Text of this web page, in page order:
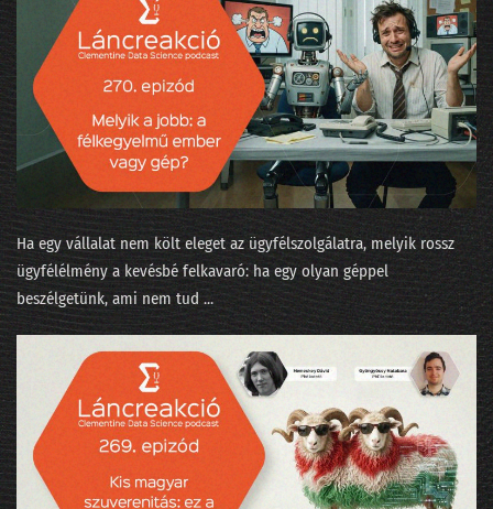
254 - Meglepetés e költemény
253 - Az agentic két éven belül bedönti a világot
252 - Írjanak-e AI-jal beadandót a műegyetemisták?
251 - A Minerva súlyozást finomított
250 - Járnak-e pszichiáterhez a lusta LLM-ek?
249 - Okoska és a hét prompt
248 - Szédült ügynökök irodaszerte
247 - Tücsök és bogár és Moltbook
246 - Fejlesszünk szoftvert szoftverrel!
245 - Adásunkat megszakítjuk... egy közvéleménykutatással!
244 - 5+1 téveszme az AI-ról
Ha egy vállalat nem költ eleget az ügyfélszolgálatra, melyik rossz
ügyfélélmény a kevésbé felkavaró: ha egy olyan géppel
beszélgetünk, ami nem tud ...